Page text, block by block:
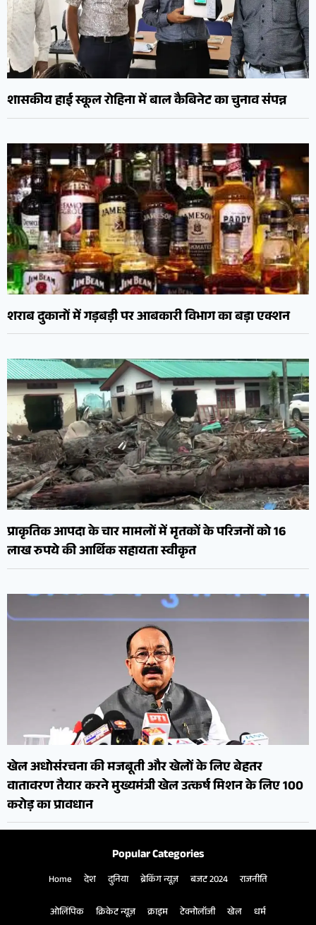
शासकीय हाई स्कूल रोहिना में बाल कैबिनेट का चुनाव संपन्न
शराब दुकानों में गड़बड़ी पर आबकारी विभाग का बड़ा एक्शन
प्राकृतिक आपदा के चार मामलों में मृतकों के परिजनों को 16
लाख रुपये की आर्थिक सहायता स्वीकृत
खेल अधोसंरचना की मजबूती और खेलों के लिए बेहतर
वातावरण तैयार करने मुख्यमंत्री खेल उत्कर्ष मिशन के लिए 100
करोड़ का प्रावधान
Popular Categories
Home देश दुनिया ब्रेकिंग न्यूज़ बजट 2024 राजनीति
ओलिंपिक क्रिकेट न्यूज़ क्राइम टेक्नोलॉजी खेल धर्म